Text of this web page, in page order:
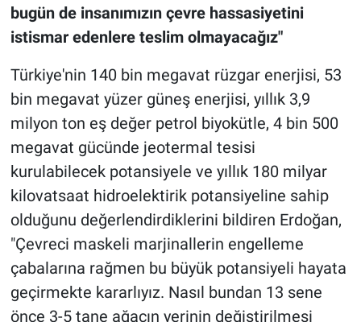
bugün de insanımızın çevre hassasiyetini
istismar edenlere teslim olmayacağız"
Türkiye'nin 140 bin megavat rüzgar enerjisi, 53
bin megavat yüzer güneş enerjisi, yıllık 3,9
milyon ton eş değer petrol biyokütle, 4 bin 500
megavat gücünde jeotermal tesisi
kurulabilecek potansiyele ve yıllık 180 milyar
kilovatsaat hidroelektirik potansiyeline sahip
olduğunu değerlendirdiklerini bildiren Erdoğan,
"Çevreci maskeli marjinallerin engelleme
çabalarına rağmen bu büyük potansiyeli hayata
geçirmekte kararlıyız. Nasıl bundan 13 sene
önce 3-5 tane ağacın yerinin değiştirilmesi